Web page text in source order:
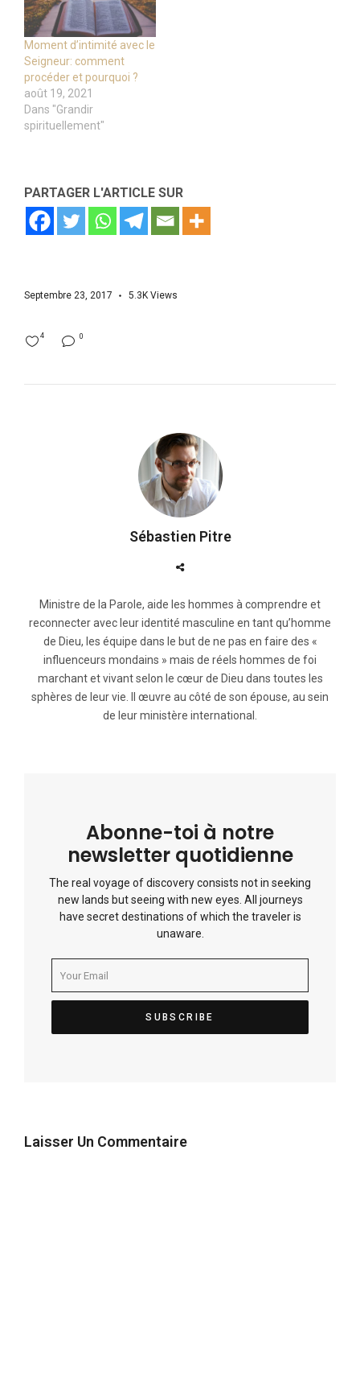
Moment d’intimité avec le
Seigneur: comment
procéder et pourquoi ?
août 19, 2021
Dans "Grandir
spirituellement"
PARTAGER L'ARTICLE SUR
Septembre 23, 2017 5.3K Views
0
4
Sébastien Pitre
Ministre de la Parole, aide les hommes à comprendre et
reconnecter avec leur identité masculine en tant qu’homme
de Dieu, les équipe dans le but de ne pas en faire des «
influenceurs mondains » mais de réels hommes de foi
marchant et vivant selon le cœur de Dieu dans toutes les
sphères de leur vie. Il œuvre au côté de son épouse, au sein
de leur ministère international.
Abonne-toi à notre
newsletter quotidienne
The real voyage of discovery consists not in seeking
new lands but seeing with new eyes. All journeys
have secret destinations of which the traveler is
unaware.
Laisser Un Commentaire